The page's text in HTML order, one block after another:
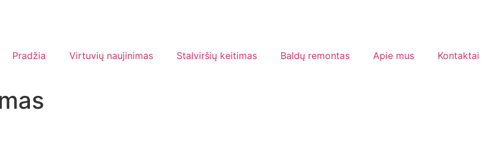
Pradžia Virtuvių naujinimas Stalviršių keitimas Baldų remontas Apie mus Kontaktai